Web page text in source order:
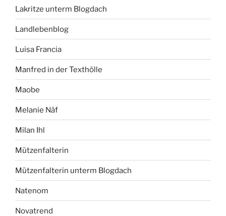
Lakritze unterm Blogdach
Landlebenblog
Luisa Francia
Manfred in der Texthölle
Maobe
Melanie Näf
Milan Ihl
Mützenfalterin
Mützenfalterin unterm Blogdach
Natenom
Novatrend